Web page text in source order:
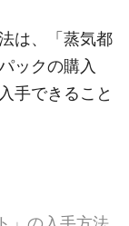
は、「蒸気都
ックの購入
手できること